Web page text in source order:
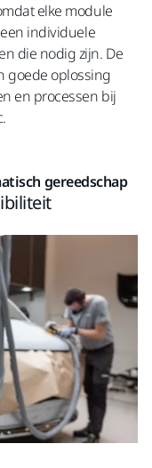
elke module
individuele
die nodig zijn. De
goede oplossing
en processen bij
gereedschap